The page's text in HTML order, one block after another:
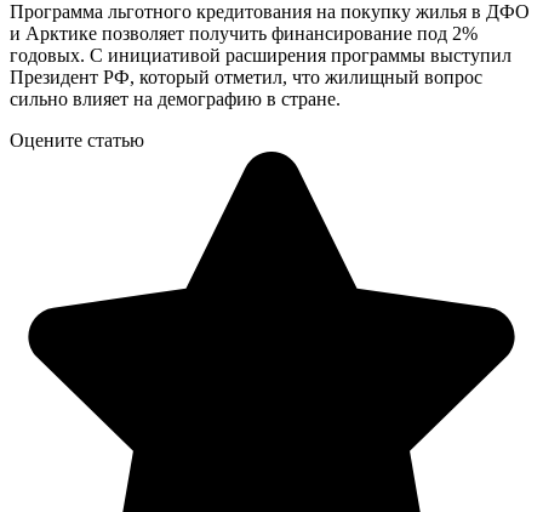
Программа льготного кредитования на покупку жилья в ДФО
и Арктике позволяет получить финансирование под 2%
годовых. С инициативой расширения программы выступил
Президент РФ, который отметил, что жилищный вопрос
сильно влияет на демографию в стране.
Оцените статью